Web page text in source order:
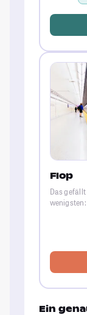
Flop
Das
wenigsten:
Ein